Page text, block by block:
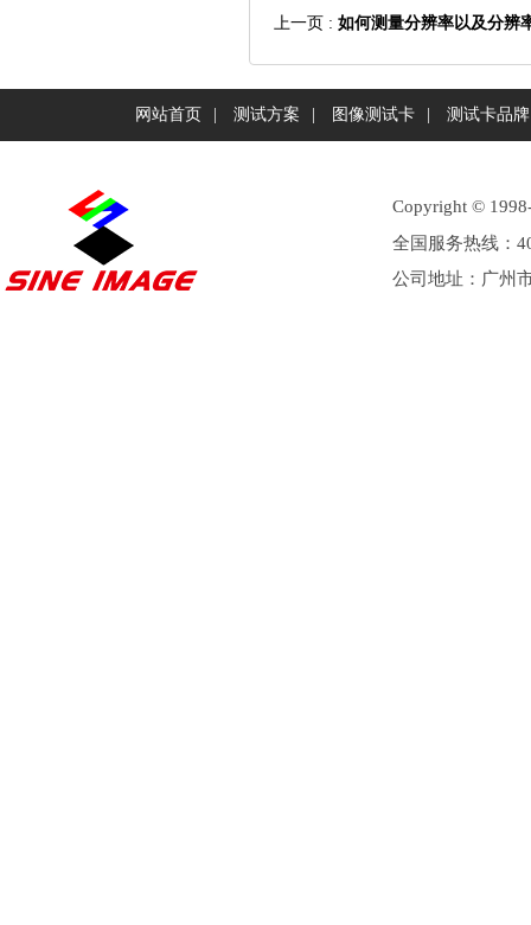
上一页: 如何测量分辨率以及分辨
网站首页 测试方案 图像测试卡 测试卡品牌
全国服务热线：
公司地址：广州